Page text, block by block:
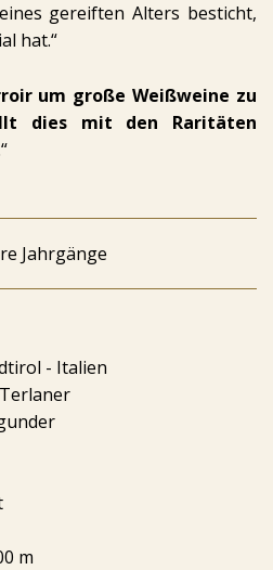
gereiften Alters besticht,
hat.“
um große Weißweine zu
dies mit den Raritäten
Jahrgänge
- Italien
m